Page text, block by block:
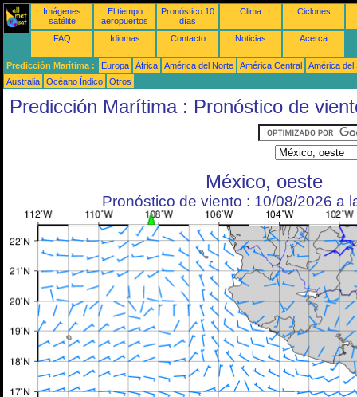
Imágenes
satélite
El tiempo
aeropuertos
Pronóstico 10
días
Clima Ciclones
FAQ Idiomas Contacto Noticias Acerca
Predicción Marítima : Europa África América del Norte América Central
América del
Australia
Océano Índico Otros
Predicción Marítima : Pronóstico de
México, oeste
Pronóstico de viento : 10/08/2026 a